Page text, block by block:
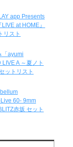
app Presents
at HOME』
リスト
「ayumi
A ～夏ノト
ットリスト
60- 9mm
赤坂 セット